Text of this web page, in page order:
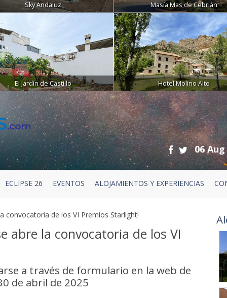
Sky Andaluz Masía Mas de Cebrián
El Jardín de Castillo Hotel Molino Alto
06 Aug
ECLIPSE 26 EVENTOS ALOJAMIENTOS Y EXPERIENCIAS
convocatoria de los VI Premios Starlight!
abre la convocatoria de los VI
a través de formulario en la web de
de abril de 2025